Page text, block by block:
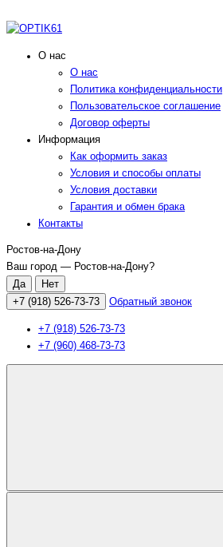
О нас
О нас
Политика конфиденциальности
Пользовательское соглашение
Договор оферты
Информация
Как оформить заказ
Условия и способы оплаты
Условия доставки
Гарантия и обмен брака
Контакты
Ростов-на-Дону
Ваш город — Ростов-на-Дону?
+7 (918) 526-73-73 Обратный звонок
+7 (918) 526-73-73
+7 (960) 468-73-73